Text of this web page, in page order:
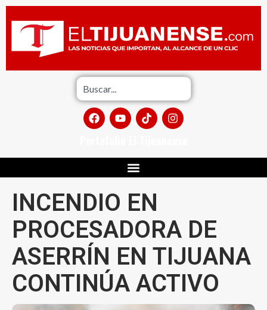
INCENDIO EN
PROCESADORA DE
ASERRÍN EN TIJUANA
CONTINÚA ACTIVO